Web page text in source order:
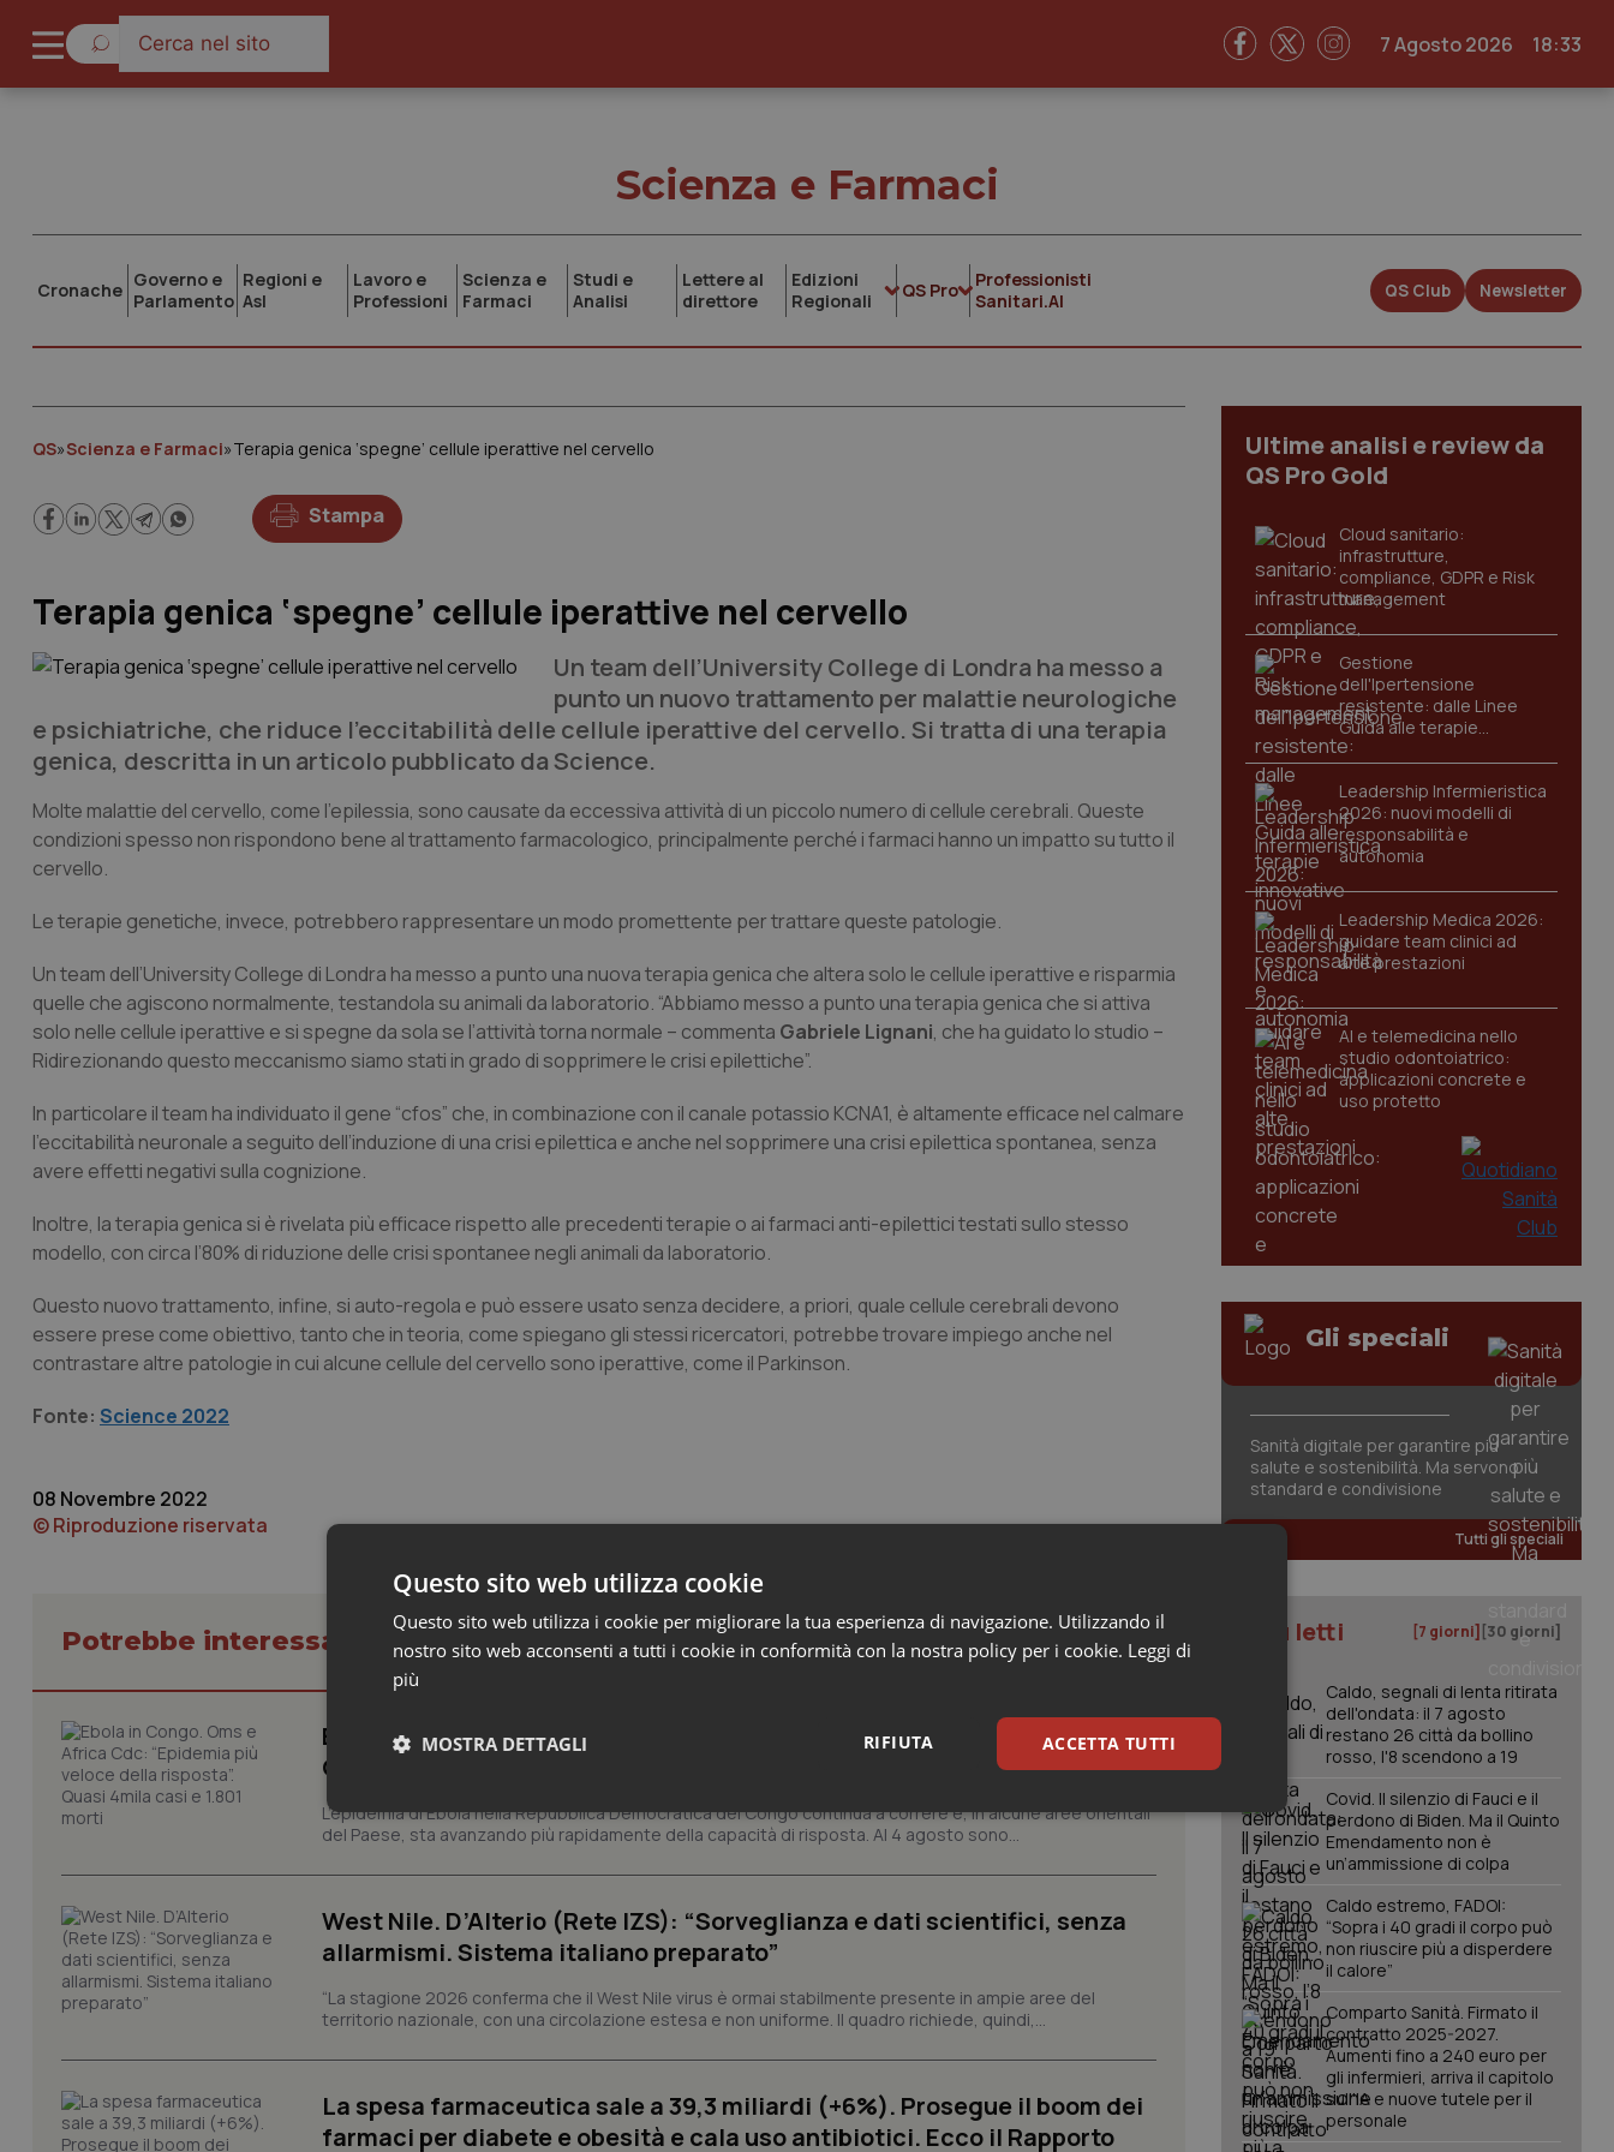
7 Agosto 2026 18:33
Scienza e Farmaci
Cronache Governo e
Parlamento
Regioni e
Asl
Lavoro e
Professioni
Scienza e
Farmaci
Studi e
Analisi
Lettere al
direttore
Edizioni
Regionali
QS Pro
Professionisti
Sanitari.AI
QS Club Newsletter
QS»Scienza e Farmaci»Terapia genica ‘spegne’ cellule iperattive nel cervello
Stampa
Terapia genica ‘spegne’ cellule iperattive nel cervello
Un team dell’University College di Londra ha messo a
punto un nuovo trattamento per malattie neurologiche
e psichiatriche, che riduce l’eccitabilità delle cellule iperattive del cervello. Si tratta di una terapia
genica, descritta in un articolo pubblicato da Science.
Molte malattie del cervello, come l’epilessia, sono causate da eccessiva attività di un piccolo numero di cellule cerebrali. Queste
condizioni spesso non rispondono bene al trattamento farmacologico, principalmente perché i farmaci hanno un impatto su tutto il
cervello.
Le terapie genetiche, invece, potrebbero rappresentare un modo promettente per trattare queste patologie.
Un team dell’University College di Londra ha messo a punto una nuova terapia genica che altera solo le cellule iperattive e risparmia
quelle che agiscono normalmente, testandola su animali da laboratorio. “Abbiamo messo a punto una terapia genica che si attiva
solo nelle cellule iperattive e si spegne da sola se l’attività torna normale – commenta Gabriele Lignani, che ha guidato lo studio –
Ridirezionando questo meccanismo siamo stati in grado di sopprimere le crisi epilettiche”.
In particolare il team ha individuato il gene “cfos” che, in combinazione con il canale potassio KCNA1, è altamente efficace nel calmare
l’eccitabilità neuronale a seguito dell’induzione di una crisi epilettica e anche nel sopprimere una crisi epilettica spontanea, senza
avere effetti negativi sulla cognizione.
Inoltre, la terapia genica si è rivelata più efficace rispetto alle precedenti terapie o ai farmaci anti-epilettici testati sullo stesso
modello, con circa l’80% di riduzione delle crisi spontanee negli animali da laboratorio.
Questo nuovo trattamento, infine, si auto-regola e può essere usato senza decidere, a priori, quale cellule cerebrali devono
essere prese come obiettivo, tanto che in teoria, come spiegano gli stessi ricercatori, potrebbe trovare impiego anche nel
contrastare altre patologie in cui alcune cellule del cervello sono iperattive, come il Parkinson.
Fonte: Science 2022
08 Novembre 2022
© Riproduzione riservata
Potrebbe interessarti in Scienza e Farmaci
Ebola in Congo. Oms e Africa Cdc: “Epidemia più veloce della risposta”.
Quasi 4mila casi e 1.801 morti
L’epidemia di Ebola nella Repubblica Democratica del Congo continua a correre e, in alcune aree orientali
del Paese, sta avanzando più rapidamente della capacità di risposta. Al 4 agosto sono...
West Nile. D’Alterio (Rete IZS): “Sorveglianza e dati scientifici, senza
allarmismi. Sistema italiano preparato”
“La stagione 2026 conferma che il West Nile virus è ormai stabilmente presente in ampie aree del
territorio nazionale, con una circolazione estesa e non uniforme. Il quadro richiede, quindi,...
La spesa farmaceutica sale a 39,3 miliardi (+6%). Prosegue il boom dei
farmaci per diabete e obesità e cala uso antibiotici. Ecco il Rapporto
Ultime analisi e review da
QS Pro Gold
Cloud sanitario:
infrastrutture,
compliance, GDPR e Risk
management
Gestione
dell'Ipertensione
resistente: dalle Linee
Guida alle terapie
innovative
Leadership Infermieristica
2026: nuovi modelli di
responsabilità e
autonomia
Leadership Medica 2026:
guidare team clinici ad
alte prestazioni
AI e telemedicina nello
studio odontoiatrico:
applicazioni concrete e
uso protetto
Gli speciali
Sanità digitale per garantire più
salute e sostenibilità. Ma servono
standard e condivisione
Tutti gli speciali
I più letti [7 giorni] [30 giorni]
Caldo, segnali di lenta ritirata
dell'ondata: il 7 agosto
restano 26 città da bollino
rosso, l'8 scendono a 19
Covid. Il silenzio di Fauci e il
perdono di Biden. Ma il Quinto
Emendamento non è
un’ammissione di colpa
Caldo estremo, FADOI:
“Sopra i 40 gradi il corpo può
non riuscire più a disperdere
il calore”
Comparto Sanità. Firmato il
contratto 2025-2027.
Aumenti fino a 240 euro per
gli infermieri, arriva il capitolo
sull'IA e nuove tutele per il
personale
Questo sito web utilizza cookie
Questo sito web utilizza i cookie per migliorare la tua esperienza di navigazione. Utilizzando il
nostro sito web acconsenti a tutti i cookie in conformità con la nostra policy per i cookie. Leggi di
più
ACCETTA TUTTI
RIFIUTA
MOSTRA DETTAGLI
Necessari Statistici Marketing
I cookie necessari contribuiscono a rendere fruibile il sito web abilitandone funzionalità di base quali la navigazione sulle pagine
VISITOR_PRIVACY_METADATA
YouTube
.youtube.com
5 mesi 4
settimane
Questo cookie viene utilizzato per memorizzare le
scelte di consenso e privacy dell'utente per la loro